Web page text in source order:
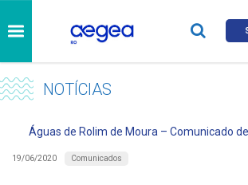
NOTÍCIAS
Águas de Rolim de Moura – Comunicado
19/06/2020 Comunicados